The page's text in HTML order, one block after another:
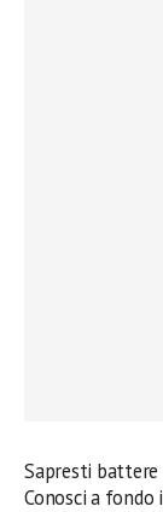
Sapresti battere
Conosci a fondo i